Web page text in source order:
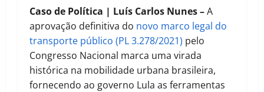
Caso de Política | Luís Carlos Nunes –A
aprovação definitiva do novo marco legal do
transporte público (PL 3.278/2021) pelo
Congresso Nacional marca uma virada
histórica na mobilidade urbana brasileira,
fornecendo ao governo Lula as ferramentas